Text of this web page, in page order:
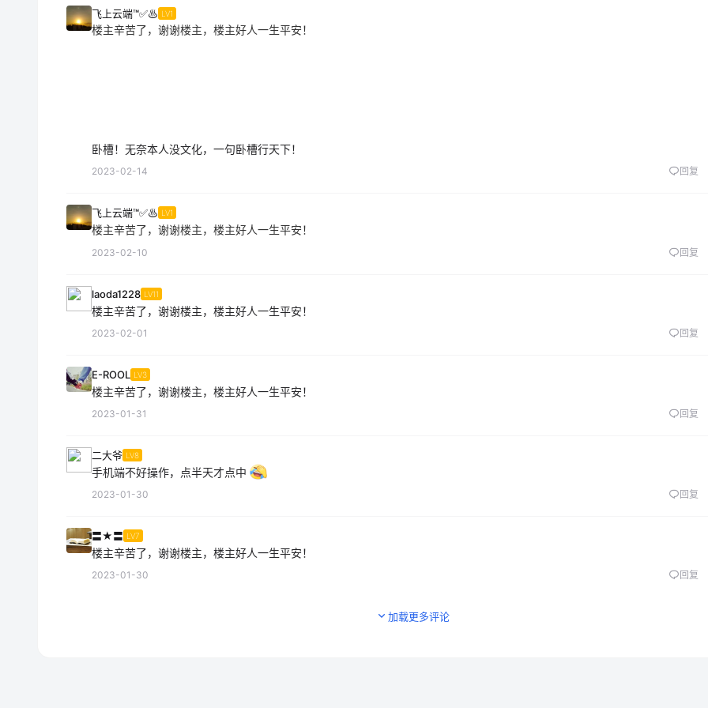
飞上云端™✅♨ LV1
楼主辛苦了，谢谢楼主，楼主好人一生平安！
卧槽！无奈本人没文化，一句卧槽行天下！
2023-02-14 回复
飞上云端™✅♨ LV1
楼主辛苦了，谢谢楼主，楼主好人一生平安！
2023-02-10
回复
laoda1228 LV11
楼主辛苦了，谢谢楼主，楼主好人一生平安！
2023-02-01 回复
E-ROOL LV3
楼主辛苦了，谢谢楼主，楼主好人一生平安！
2023-01-31 回复
二大爷 LV8
手机端不好操作，点半天才点中
2023-01-30 回复
〓★〓 LV7
楼主辛苦了，谢谢楼主，楼主好人一生平安！
2023-01-30 回复
加载更多评论